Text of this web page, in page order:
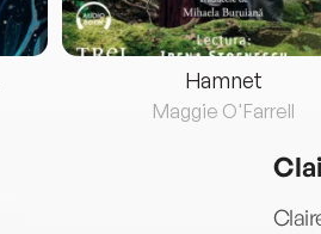
Hamnet
Maggie O'Farrell